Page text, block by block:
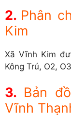
Phân
Kim
Xã Vĩnh Kim
Kông Trú, O2,
Bản
Vĩnh